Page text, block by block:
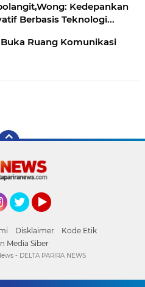
Kedepankan
Berbasis Teknologi...
Ruang Komunikasi
Disklaimer
Kode Etik
Media Siber
- DELTA PARIRA NEWS